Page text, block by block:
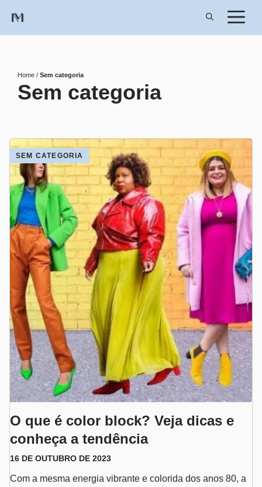
para
o
Home / Sem categoria
Sem categoria
SEM CATEGORIA
O que é color block? Veja dicas e
conheça a tendência
16 DE OUTUBRO DE 2023
Com a mesma energia vibrante e colorida dos anos 80, a